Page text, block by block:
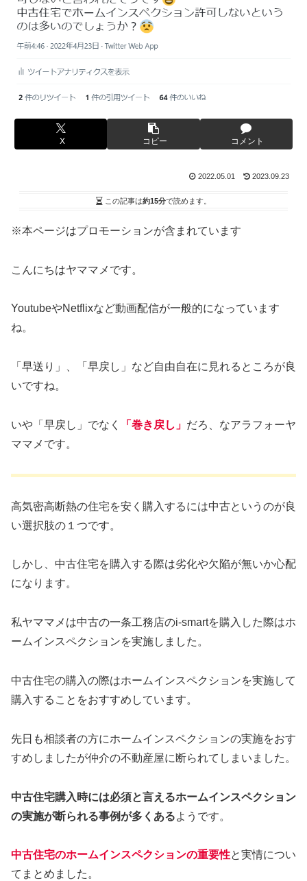
X コピー コメント
2022.05.01 2023.09.23
この記事は約15分で読めます。
※本ページはプロモーションが含まれています
こんにちはヤママメです。
YoutubeやNetflixなど動画配信が一般的になっています
ね。
「早送り」、「早戻し」など自由自在に見れるところが良
いですね。
いや「早戻し」でなく 「巻き戻し」 だろ、なアラフォーヤ
ママメです。
高気密高断熱の住宅を安く購入するには中古というのが良
い選択肢の１つです。
しかし、中古住宅を購入する際は劣化や欠陥が無いか心配
になります。
私ヤママメは中古の一条工務店のi-smartを購入した際はホ
ームインスペクションを実施しました。
中古住宅の購入の際はホームインスペクションを実施して
購入することをおすすめしています。
先日も相談者の方にホームインスペクションの実施をおす
すめしましたが仲介の不動産屋に断られてしまいました。
中古住宅購入時には必須と言えるホームインスペクション
の実施が断られる事例が多くあるようです。
中古住宅のホームインスペクションの重要性と実情につい
てまとめました。